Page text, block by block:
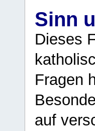
Sinn
Dieses
Fragen
auf